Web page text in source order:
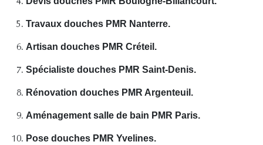
Travaux douches PMR Nanterre.
Artisan douches PMR Créteil.
Spécialiste douches PMR Saint-Denis.
Rénovation douches PMR Argenteuil.
Aménagement salle de bain PMR Paris.
Pose douches PMR Yvelines.